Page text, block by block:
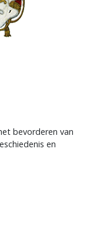
bevorderen van
en